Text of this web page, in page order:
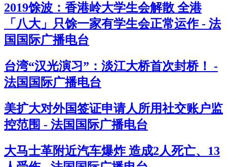
2019馀波：香港岭大学生会解散 全港
「八大」只馀一家有学生会正常运作 - 法
国国际广播电台
台湾“汉光演习”：淡江大桥首次封桥！ -
法国国际广播电台
美扩大对外国签证申请人所用社交账户监
控范围 - 法国国际广播电台
大马士革附近汽车爆炸 造成2人死亡、13